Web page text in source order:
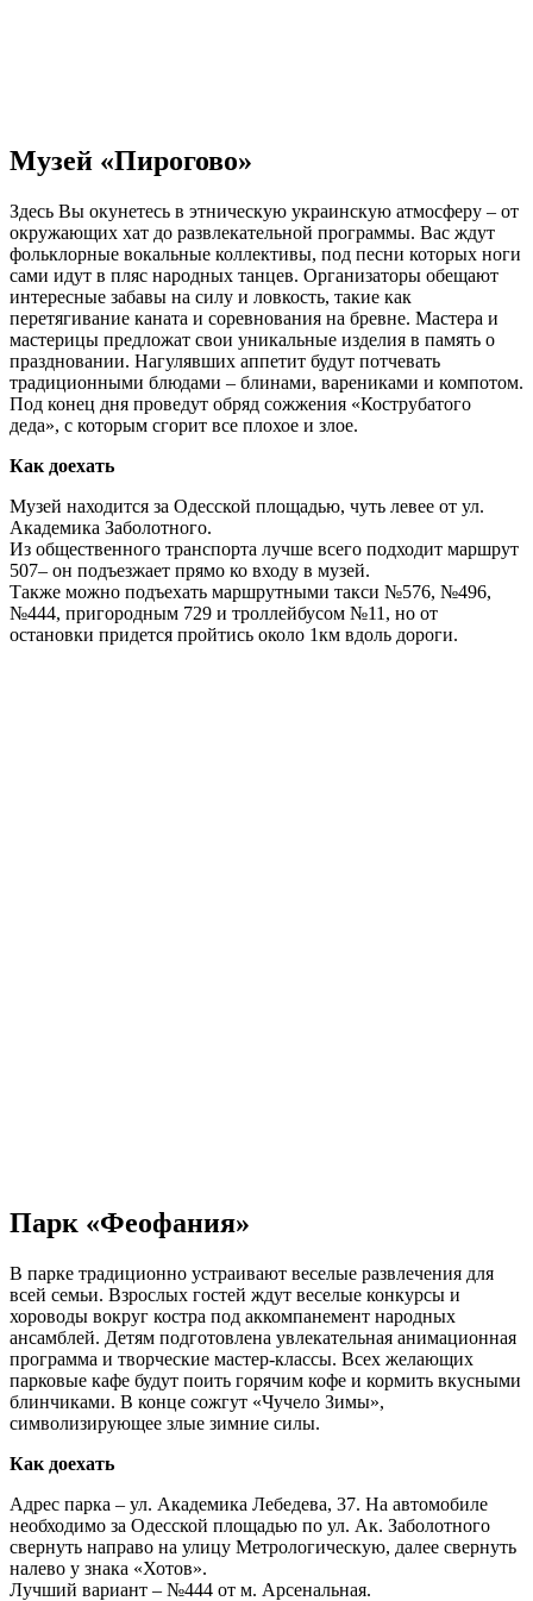
Музей «Пирогово»
Здесь Вы окунетесь в этническую украинскую атмосферу – от
окружающих хат до развлекательной программы. Вас ждут
фольклорные вокальные коллективы, под песни которых ноги
сами идут в пляс народных танцев. Организаторы обещают
интересные забавы на силу и ловкость, такие как
перетягивание каната и соревнования на бревне. Мастера и
мастерицы предложат свои уникальные изделия в память о
праздновании. Нагулявших аппетит будут потчевать
традиционными блюдами – блинами, варениками и компотом.
Под конец дня проведут обряд сожжения «Кострубатого
деда», с которым сгорит все плохое и злое.
Как доехать
Музей находится за Одесской площадью, чуть левее от ул.
Академика Заболотного.
Из общественного транспорта лучше всего подходит маршрут
507– он подъезжает прямо ко входу в музей.
Также можно подъехать маршрутными такси №576, №496,
№444, пригородным 729 и троллейбусом №11, но от
остановки придется пройтись около 1км вдоль дороги.
Парк «Феофания»
В парке традиционно устраивают веселые развлечения для
всей семьи. Взрослых гостей ждут веселые конкурсы и
хороводы вокруг костра под аккомпанемент народных
ансамблей. Детям подготовлена увлекательная анимационная
программа и творческие мастер-классы. Всех желающих
парковые кафе будут поить горячим кофе и кормить вкусными
блинчиками. В конце сожгут «Чучело Зимы»,
символизирующее злые зимние силы.
Как доехать
Адрес парка – ул. Академика Лебедева, 37. На автомобиле
необходимо за Одесской площадью по ул. Ак. Заболотного
свернуть направо на улицу Метрологическую, далее свернуть
налево у знака «Хотов».
Лучший вариант – №444 от м. Арсенальная.